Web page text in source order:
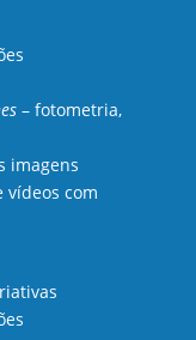
– fotometria,
imagens
vídeos com